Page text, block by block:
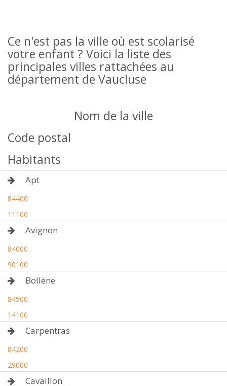
Ce n'est pas la ville où est scolarisé
votre enfant ? Voici la liste des
principales villes rattachées au
département de Vaucluse
Nom de la ville
Code postal
Habitants
Apt
84400
11100
Avignon
84000
90100
Bollène
84500
14100
Carpentras
84200
29000
Cavaillon